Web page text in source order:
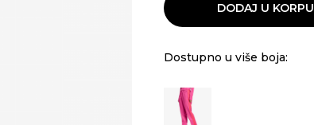
DODAJ U KORPU
Dostupno u više boja: